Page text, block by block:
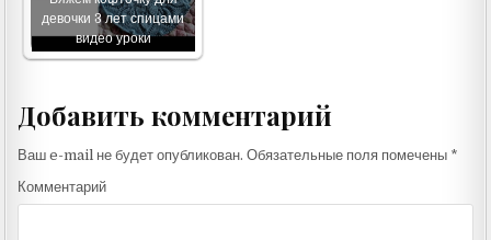
девочки 3 лет спицами
видео уроки
Добавить комментарий
Ваш e-mail не будет опубликован. Обязательные поля помечены *
Комментарий